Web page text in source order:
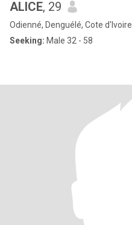
ALICE, 29
Odienné, Denguélé, Cote d'Ivoire
Seeking: Male 32 - 58